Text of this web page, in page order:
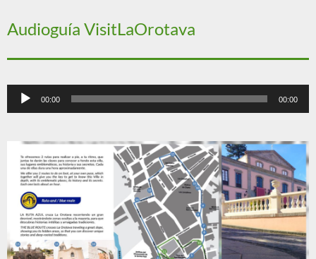
Audioguía VisitLaOrotava
Reproductor
de
00:00 00:00